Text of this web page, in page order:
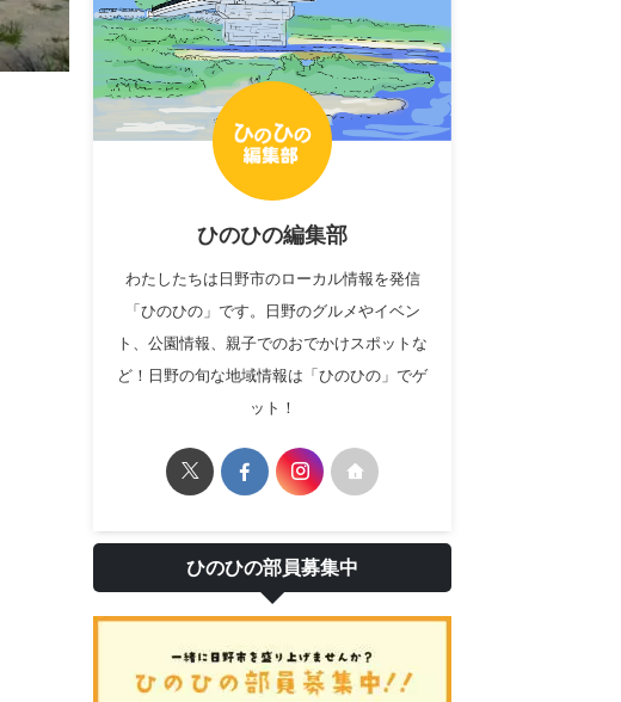
ひのひの編集部
わたしたちは日野市のローカル情報を発信
「ひのひの」です。日野のグルメやイベン
ト、公園情報、親子でのおでかけスポットな
ど！日野の旬な地域情報は「ひのひの」でゲ
ット！
ひのひの部員募集中